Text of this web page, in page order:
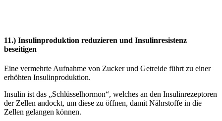
11.) Insulinproduktion reduzieren und Insulinresistenz
beseitigen
Eine vermehrte Aufnahme von Zucker und Getreide führt zu einer
erhöhten Insulinproduktion.
Insulin ist das „Schlüsselhormon“, welches an den Insulinrezeptoren
der Zellen andockt, um diese zu öffnen, damit Nährstoffe in die
Zellen gelangen können.